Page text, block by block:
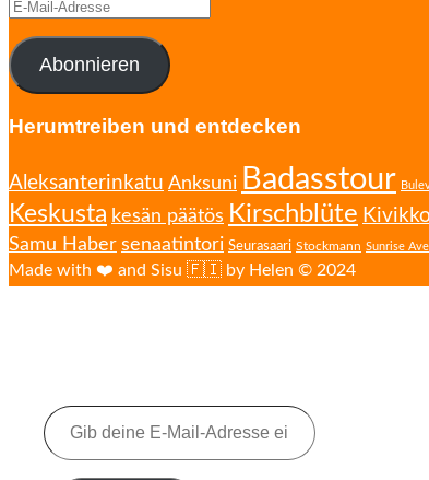
E-
Adresse
Abonnieren
Herumtreiben und entdecken
Aleksanterinkatu Anksuni Badasstour
Keskusta kesän päätös Kirschblüte Kivikko
Samu Haber senaatintori Seurasaari Stockmann Sunrise
Made with ❤️ and Sisu 🇫🇮 by Helen © 2024
Gib
deine
E-